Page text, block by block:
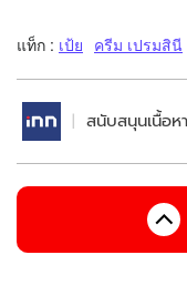
แท็ก : เป้ย ครีม เปรมสินี
สนับสนุนเนื้อหา